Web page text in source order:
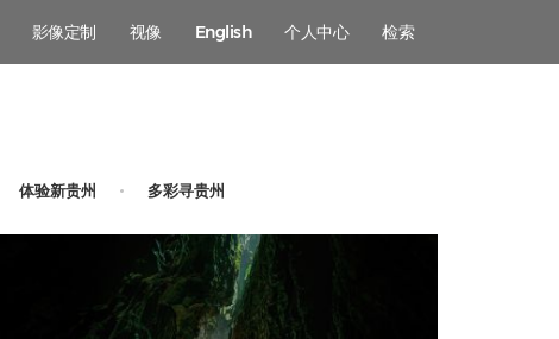
影像定制 视像 English 个人中心 检索
体验新贵州 多彩寻贵州